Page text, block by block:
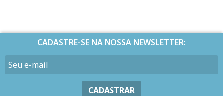
CADASTRE-SE NA NOSSA NEWSLETTER:
CADASTRAR